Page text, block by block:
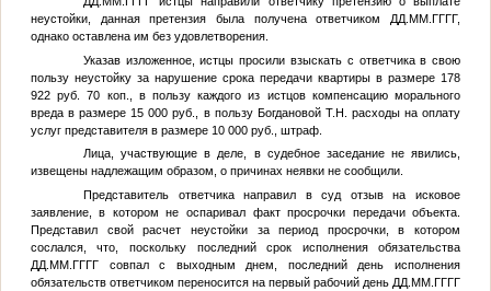
неустойки, данная претензия была получена ответчиком ДД.ММ.ГГГГ,
однако оставлена им без удовлетворения.
Указав изложенное, истцы просили взыскать с ответчика в свою
пользу неустойку за нарушение срока передачи квартиры в размере 178
922 руб. 70 коп., в пользу каждого из истцов компенсацию морального
вреда в размере 15 000 руб., в пользу Богдановой Т.Н. расходы на оплату
услуг представителя в размере 10 000 руб., штраф.
Лица, участвующие в деле, в судебное заседание не явились,
извещены надлежащим образом, о причинах неявки не сообщили.
Представитель ответчика направил в суд отзыв на исковое
заявление, в котором не оспаривал факт просрочки передачи объекта.
Представил свой расчет неустойки за период просрочки, в котором
сослался, что, поскольку последний срок исполнения обязательства
ДД.ММ.ГГГГсовпал с выходным днем, последний день исполнения
обязательств ответчиком переносится на первый рабочий день ДД.ММ.ГГГГ